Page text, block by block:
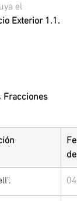
el
Exterior 1.1.
Fracciones